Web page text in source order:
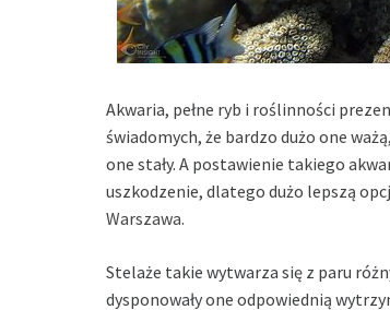
Akwaria, pełne ryb i roślinności
świadomych, że bardzo dużo one
one stały. A postawienie takiego
uszkodzenie, dlatego dużo lepszą
Warszawa.
Stelaże takie wytwarza się z paru
dysponowały one odpowiednią